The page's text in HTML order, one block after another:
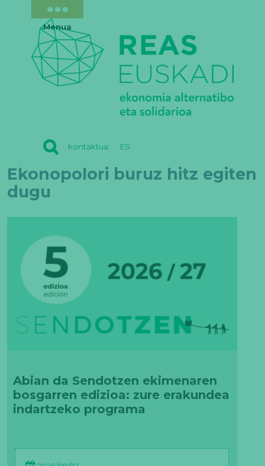
kontaktua ES
Menua
Ekonopolori buruz hitz egiten
dugu
Abian da Sendotzen ekimenaren
bosgarren edizioa: zure erakundea
indartzeko programa